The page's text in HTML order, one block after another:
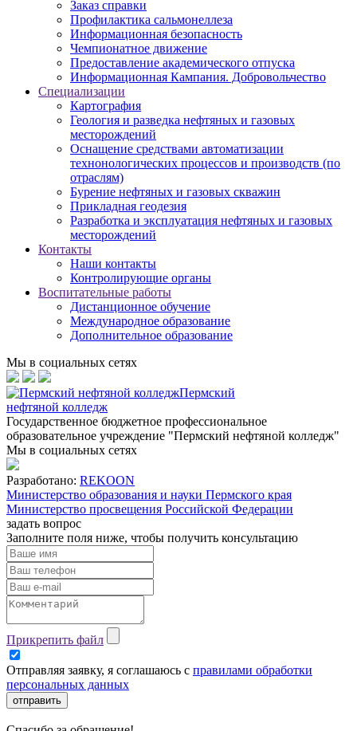
Заказ справки
Профилактика сальмонеллеза
Информационная безопасность
Чемпионатное движение
Предоставление академического отпуска
Информационная Кампания. Добровольчество
Специализации
Картография
Геология и разведка нефтяных и газовых
месторождений
Оснащение средствами автоматизации
технонологических процессов и производств (по
отраслям)
Бурение нефтяных и газовых скважин
Прикладная геодезия
Разработка и эксплуатация нефтяных и газовых
месторождений
Контакты
Наши контакты
Контролирующие органы
Воспитательные работы
Дистанционное обучение
Международное образование
Дополнительное образование
Мы в социальных сетях
Пермский
нефтяной колледж
Государственное бюджетное профессиональное
образовательное учреждение "Пермский нефтяной колледж"
Мы в социальных сетях
Разработано: REKOON
Министерство образования и науки Пермского края
Министерство просвещения Российской Федерации
задать вопрос
Заполните поля ниже, чтобы получить консультацию
Прикрепить файл
Отправляя заявку, я соглашаюсь с правилами обработки
персональных данных
отправить